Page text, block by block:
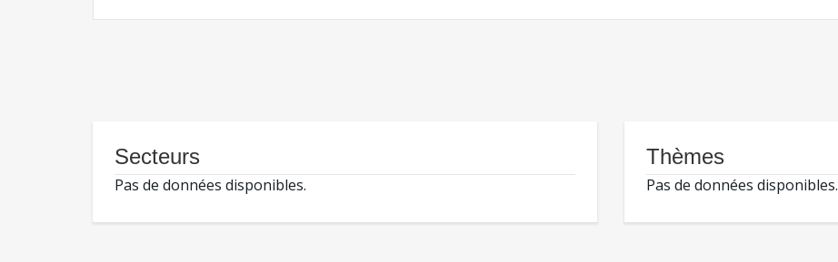
Secteurs
Pas de données disponibles.
Thèmes
Pas de données disponibles.